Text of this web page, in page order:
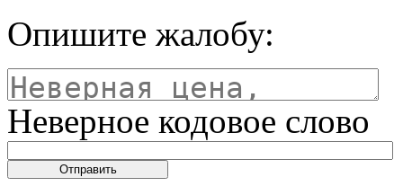
Опишите жалобу:
Неверное кодовое слово